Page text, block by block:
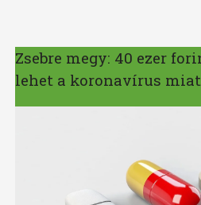
Zsebre megy: 40 ezer
lehet a koronavírus